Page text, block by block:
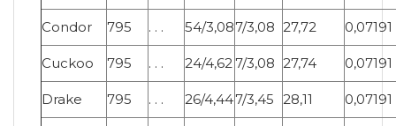
Condor 795 . . . 54/3,087/3,08 27,72 0,07191
Cuckoo 795 . . . 24/4,627/3,08 27,74 0,07191
Drake 795 . . . 26/4,447/3,45 28,11 0,07191